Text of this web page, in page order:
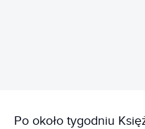
Po około tygodniu